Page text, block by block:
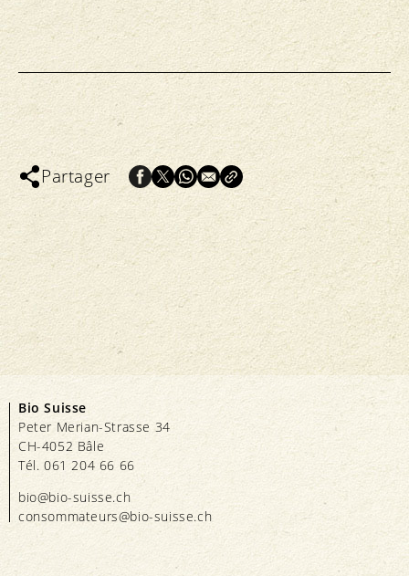
Partager
Bio Suisse
Peter Merian-Strasse 34
CH-4052 Bâle
Tél. 061 204 66 66
bio@bio-suisse.ch
consommateurs@bio-suisse.ch